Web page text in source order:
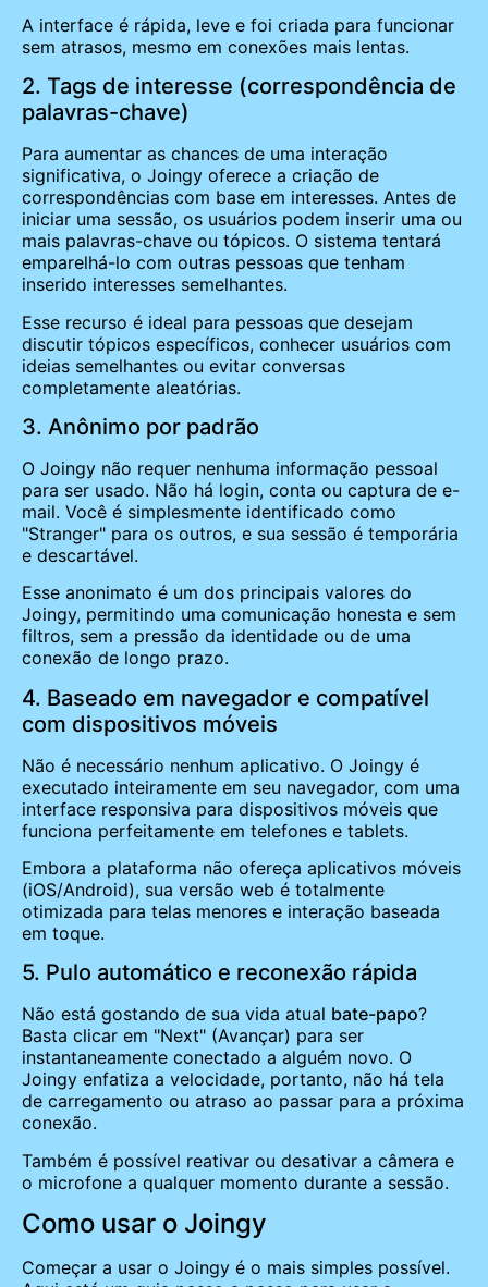
A interface é rápida, leve e foi criada para funcionar
sem atrasos, mesmo em conexões mais lentas.
2. Tags de interesse (correspondência de
palavras-chave)
Para aumentar as chances de uma interação
significativa, o Joingy oferece a criação de
correspondências com base em interesses. Antes de
iniciar uma sessão, os usuários podem inserir uma ou
mais palavras-chave ou tópicos. O sistema tentará
emparelhá-lo com outras pessoas que tenham
inserido interesses semelhantes.
Esse recurso é ideal para pessoas que desejam
discutir tópicos específicos, conhecer usuários com
ideias semelhantes ou evitar conversas
completamente aleatórias.
3. Anônimo por padrão
O Joingy não requer nenhuma informação pessoal
para ser usado. Não há login, conta ou captura de e-
mail. Você é simplesmente identificado como
"Stranger" para os outros, e sua sessão é temporária
e descartável.
Esse anonimato é um dos principais valores do
Joingy, permitindo uma comunicação honesta e sem
filtros, sem a pressão da identidade ou de uma
conexão de longo prazo.
4. Baseado em navegador e compatível
com dispositivos móveis
Não é necessário nenhum aplicativo. O Joingy é
executado inteiramente em seu navegador, com uma
interface responsiva para dispositivos móveis que
funciona perfeitamente em telefones e tablets.
Embora a plataforma não ofereça aplicativos móveis
(iOS/Android), sua versão web é totalmente
otimizada para telas menores e interação baseada
em toque.
5. Pulo automático e reconexão rápida
Não está gostando de sua vida atual bate-papo?
Basta clicar em "Next" (Avançar) para ser
instantaneamente conectado a alguém novo. O
Joingy enfatiza a velocidade, portanto, não há tela
de carregamento ou atraso ao passar para a próxima
conexão.
Também é possível reativar ou desativar a câmera e
o microfone a qualquer momento durante a sessão.
Como usar o Joingy
Começar a usar o Joingy é o mais simples possível.